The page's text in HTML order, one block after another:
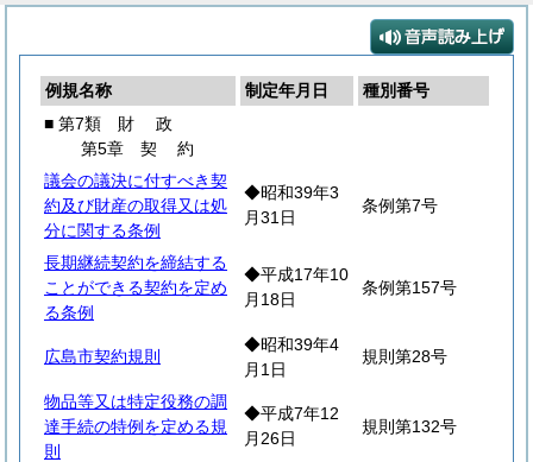
例規名称 制定年月日
種別番号
■ 第7類 財 政
第5章 契約
議会の議決に付すべき契
約及び財産の取得又は処
分に関する条例
◆昭和39年3
月31日
条例第7号
長期継続契約を締結する
ことができる契約を定め
る条例
◆平成17年10
月18日
条例第157号
広島市契約規則
◆昭和39年4
月1日
規則第28号
物品等又は特定役務の調
達手続の特例を定める規
則
◆平成7年12
月26日
規則第132号